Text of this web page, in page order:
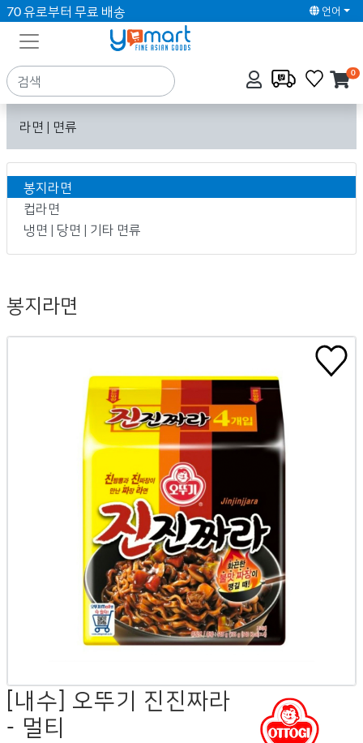
70 유로부터 무료 배송 언어
0
라면 | 면류
봉지라면
컵라면
냉면 | 당면 | 기타 면류
봉지라면
[내수] 오뚜기 진진짜라
- 멀티